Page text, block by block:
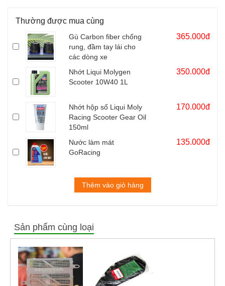
Thường được mua cùng
Gù Carbon fiber chống
rung, đầm tay lái cho
các dòng xe
365.000đ
Nhớt Liqui Molygen
Scooter 10W40 1L
350.000đ
Nhớt hộp số Liqui Moly
Racing Scooter Gear Oil
150ml
170.000đ
Nước làm mát
GoRacing
135.000đ
Thêm vào giỏ hàng
Sản phẩm cùng loại